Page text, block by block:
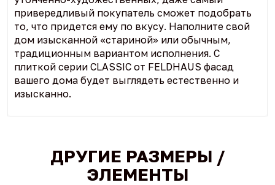
привередливый покупатель сможет подобрать
то, что придется ему по вкусу. Наполните свой
дом изысканной «стариной» или обычным,
традиционным вариантом исполнения. С
плиткой серии CLASSIC от FELDHAUS фасад
вашего дома будет выглядеть естественно и
изысканно.
ДРУГИЕ РАЗМЕРЫ /
ЭЛЕМЕНТЫ